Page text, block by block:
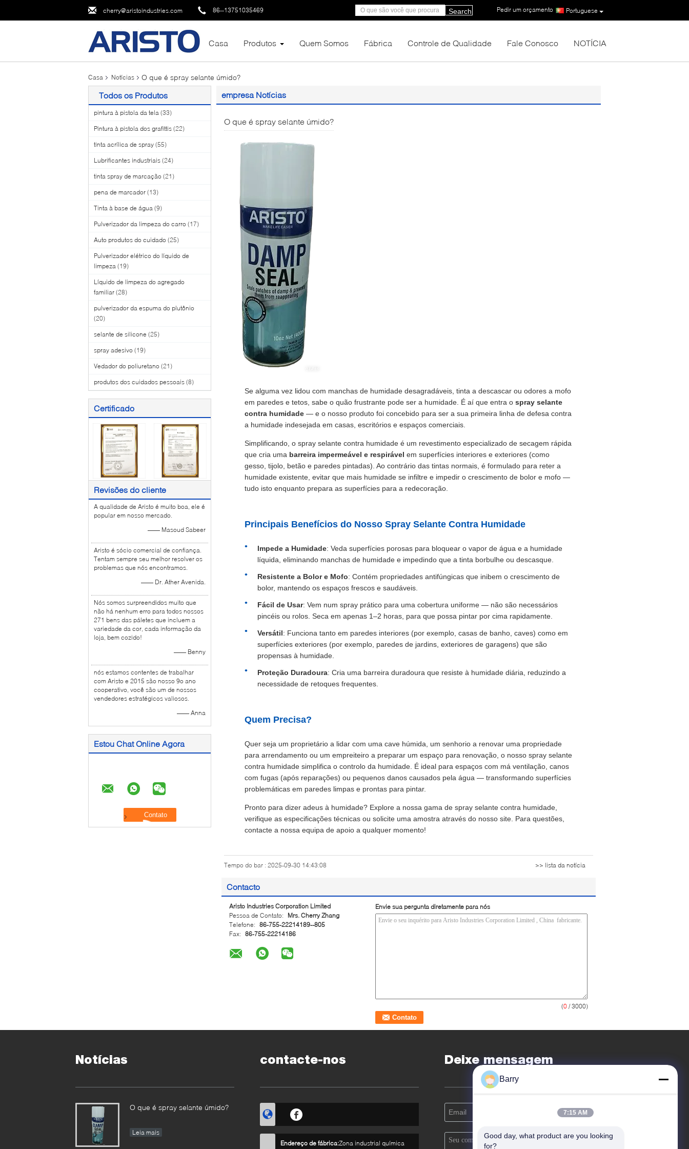
cherry@aristoindustries.com 86--13751035469 Portuguese
Pedir um orçamento |
Search
Casa Produtos Quem Somos Fábrica Controle de Qualidade Fale Conosco NOTÍCIA
Casa Notícias O que é spray selante úmido?
Todos os Produtos
pintura à pistola da tela (33)
Pintura à pistola dos grafittis (22)
tinta acrílica de spray (55)
Lubrificantes industriais (24)
tinta spray de marcação (21)
pena de marcador (13)
Tinta à base de água (9)
Pulverizador da limpeza do carro (17)
Auto produtos do cuidado (25)
Pulverizador elétrico do líquido de
limpeza (19)
Líquido de limpeza do agregado
familiar (28)
pulverizador da espuma do plutônio
(20)
selante de silicone (25)
spray adesivo (19)
Vedador do poliuretano (21)
produtos dos cuidados pessoais (8)
Certificado
Revisões do cliente
A qualidade de Aristo é muito boa, ele é
popular em nosso mercado.
—— Masoud Sabeer
Aristo é sócio comercial de confiança.
Tentam sempre seu melhor resolver os
problemas que nós encontramos.
—— Dr. Ather Avenida.
Nós somos surpreendidos muito que
não há nenhum erro para todos nossos
271 bens das páletes que incluem a
variedade da cor, cada informação da
loja, bem cozido!
—— Benny
nós estamos contentes de trabalhar
com Aristo e 2015 são nosso 9o ano
cooperativo, você são um de nossos
vendedores estratégicos valiosos.
—— Anna
Estou Chat Online Agora
empresa Notícias
O que é spray selante úmido?
Se alguma vez lidou com manchas de humidade desagradáveis, tinta a descascar ou odores a mofo
em paredes e tetos, sabe o quão frustrante pode ser a humidade. É aí que entra o spray selante
contra humidade — e o nosso produto foi concebido para ser a sua primeira linha de defesa contra
a humidade indesejada em casas, escritórios e espaços comerciais.
Simplificando, o spray selante contra humidade é um revestimento especializado de secagem rápida
que cria uma barreira impermeável e respirável em superfícies interiores e exteriores (como
gesso, tijolo, betão e paredes pintadas). Ao contrário das tintas normais, é formulado para reter a
humidade existente, evitar que mais humidade se infiltre e impedir o crescimento de bolor e mofo —
tudo isto enquanto prepara as superfícies para a redecoração.
Principais Benefícios do Nosso Spray Selante Contra Humidade
Impede a Humidade: Veda superfícies porosas para bloquear o vapor de água e a humidade
líquida, eliminando manchas de humidade e impedindo que a tinta borbulhe ou descasque.
Resistente a Bolor e Mofo: Contém propriedades antifúngicas que inibem o crescimento de
bolor, mantendo os espaços frescos e saudáveis.
Fácil de Usar: Vem num spray prático para uma cobertura uniforme — não são necessários
pincéis ou rolos. Seca em apenas 1–2 horas, para que possa pintar por cima rapidamente.
Versátil: Funciona tanto em paredes interiores (por exemplo, casas de banho, caves) como em
superfícies exteriores (por exemplo, paredes de jardins, exteriores de garagens) que são
propensas à humidade.
Proteção Duradoura: Cria uma barreira duradoura que resiste à humidade diária, reduzindo a
necessidade de retoques frequentes.
Quem Precisa?
Quer seja um proprietário a lidar com uma cave húmida, um senhorio a renovar uma propriedade
para arrendamento ou um empreiteiro a preparar um espaço para renovação, o nosso spray selante
contra humidade simplifica o controlo da humidade. É ideal para espaços com má ventilação, canos
com fugas (após reparações) ou pequenos danos causados pela água — transformando superfícies
problemáticas em paredes limpas e prontas para pintar.
Pronto para dizer adeus à humidade? Explore a nossa gama de spray selante contra humidade,
verifique as especificações técnicas ou solicite uma amostra através do nosso site. Para questões,
contacte a nossa equipa de apoio a qualquer momento!
Tempo do bar : 2025-09-30 14:43:08 >> lista da notícia
Contacto
Aristo Industries Corporation Limited
Pessoa de Contato:
Mrs. Cherry Zhang
Telefone: 86-755-22214189--805
Fax: 86-755-22214186
Envie sua pergunta diretamente para nós
(0 / 3000)
Notícias
O que é spray selante úmido?
Leia mais
contacte-nos
Endereço de fábrica:Zona industrial química
Deixe mensagem
Barry
7:15 AM
Good day, what product are you looking
for?